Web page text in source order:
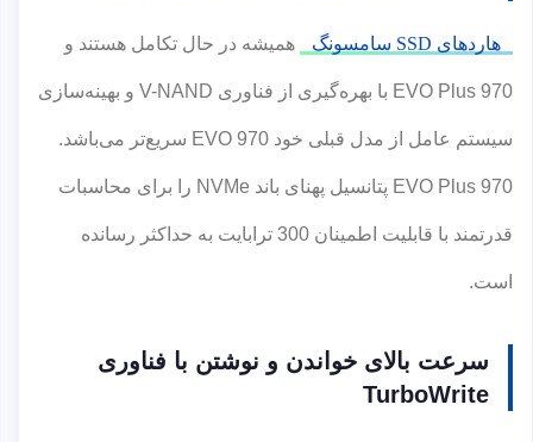
هاردهای SSD سامسونگ همیشه در حال تکامل هستند و
EVO Plus 970 با بهره‌گیری از فناوری V-NAND و بهینه‌سازی
سیستم عامل از مدل قبلی خود EVO 970 سریع‌تر می‌باشد.
EVO Plus 970 پتانسیل پهنای باند NVMe را برای محاسبات
قدرتمند با قابلیت اطمینان 300 ترابایت به حداکثر رسانده
است.
سرعت بالای خواندن و نوشتن با فناوری
TurboWrite